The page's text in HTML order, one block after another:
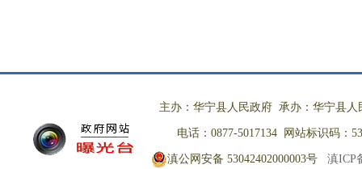
主办：华宁县人民政府 承办：华宁县人
电话：0877-5017134 网站标识码：
滇公网安备 53042402000003号
滇ICP